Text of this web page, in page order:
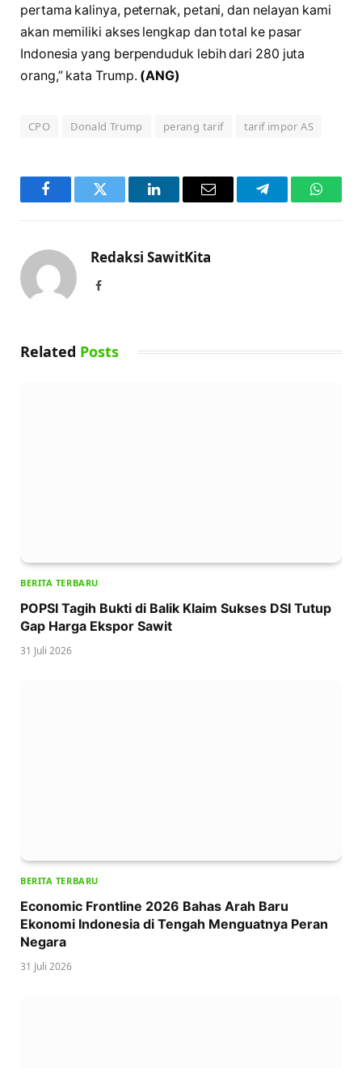
pertama kalinya, peternak, petani, dan nelayan kami
akan memiliki akses lengkap dan total ke pasar
Indonesia yang berpenduduk lebih dari 280 juta
orang,” kata Trump. (ANG)
CPO Donald Trump perang tarif tarif impor AS
FacebookTwitter LinkedInEmail Telegram
Redaksi SawitKita
Facebook
Related Posts
BERITA TERBARU
POPSI Tagih Bukti di Balik Klaim Sukses DSI Tutup
Gap Harga Ekspor Sawit
31 Juli 2026
BERITA TERBARU
Economic Frontline 2026 Bahas Arah Baru
Ekonomi Indonesia di Tengah Menguatnya Peran
Negara
31 Juli 2026